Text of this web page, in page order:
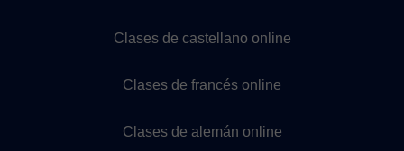
Clases de castellano online
Clases de francés online
Clases de alemán online